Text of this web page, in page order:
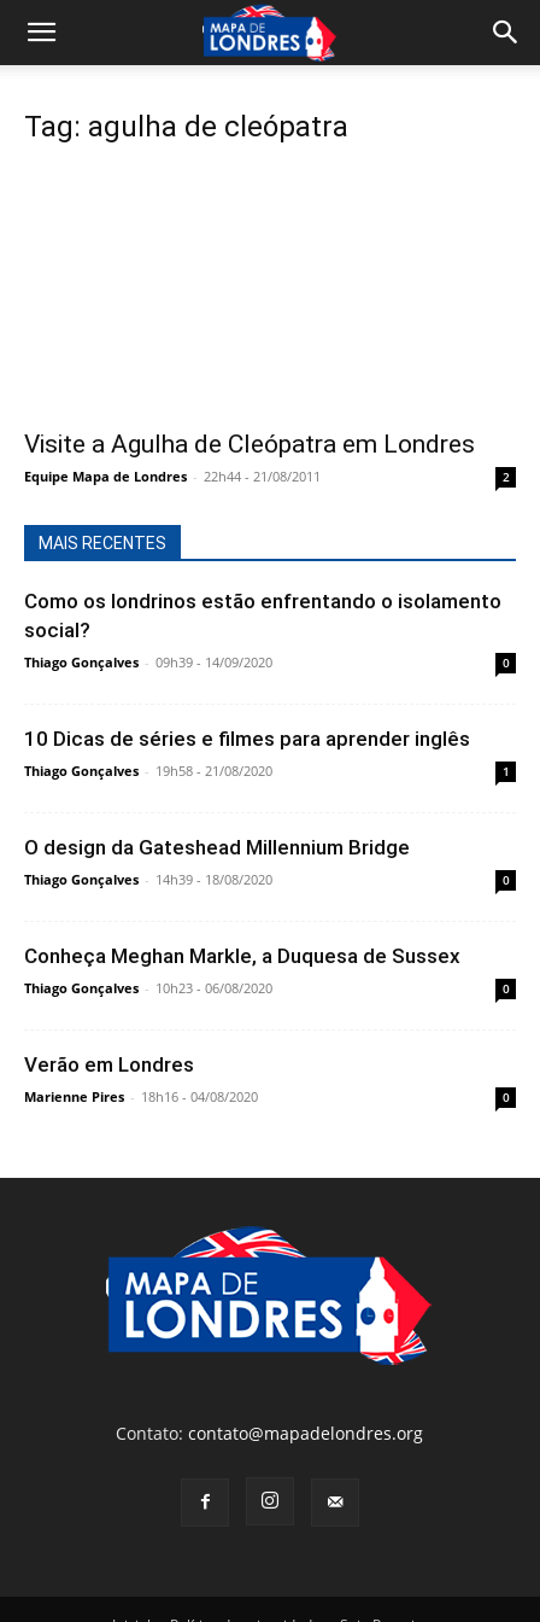
Tag: agulha de cleópatra
Visite a Agulha de Cleópatra em Londres
Equipe Mapa de Londres - 22h44 - 21/08/2011 2
MAIS RECENTES
Como os londrinos estão enfrentando o isolamento
social?
Thiago Gonçalves - 09h39 - 14/09/2020 0
10 Dicas de séries e filmes para aprender inglês
Thiago Gonçalves - 19h58 - 21/08/2020 1
O design da Gateshead Millennium Bridge
Thiago Gonçalves - 14h39 - 18/08/2020 0
Conheça Meghan Markle, a Duquesa de Sussex
Thiago Gonçalves - 10h23 - 06/08/2020 0
Verão em Londres
Marienne Pires - 18h16 - 04/08/2020 0
Contato:contato@mapadelondres.org